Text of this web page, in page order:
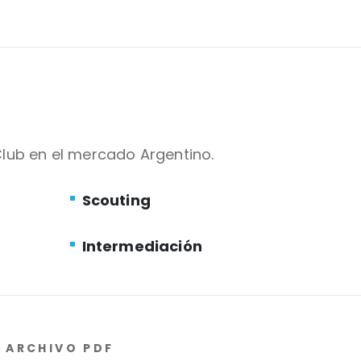
en el mercado Argentino.
Scouting
Intermediación
ARCHIVO PDF